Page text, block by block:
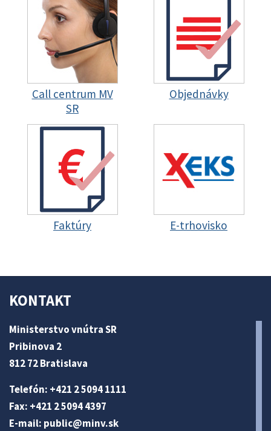
Call centrum MV
SR
Objednávky
Faktúry E-trhovisko
KONTAKT
Ministerstvo vnútra SR
Pribinova 2
812 72 Bratislava
Telefón: +421 2 5094 1111
Fax: +421 2 5094 4397
E-mail: public@minv.sk